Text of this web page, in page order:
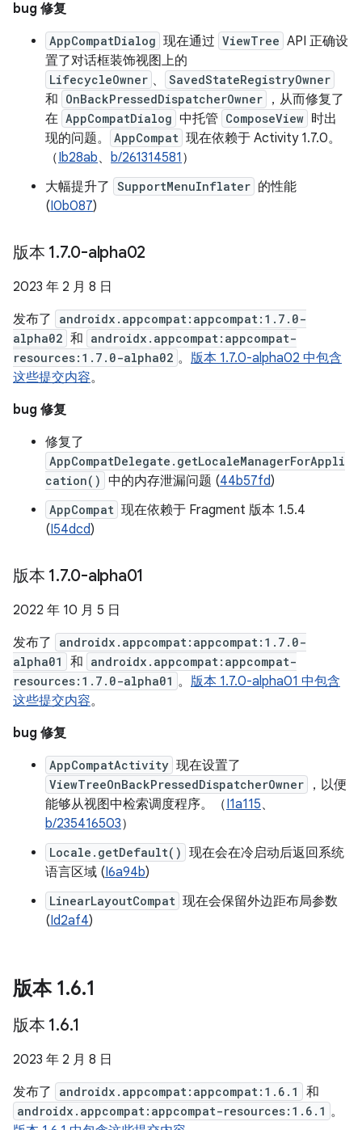
bug 修复
AppCompatDialog 现在通过 ViewTree API 正确设
置了对话框装饰视图上的
LifecycleOwner 、 SavedStateRegistryOwner
和 OnBackPressedDispatcherOwner
，从而修复了
在 AppCompatDialog 中托管 ComposeView 时出
现的问题。
AppCompat 现在依赖于 Activity 1.7.0。
（Ib28ab、 b/261314581 ）
大幅提升了 SupportMenuInflater 的性能
(I0b087)
版本 1.7.0-alpha02
2023 年 2 月 8 日
发布了
androidx.appcompat:appcompat:1.7.0-
alpha02 和 androidx.appcompat:appcompat-
resources:1.7.0-alpha02 。 版本 1.7.0-alpha02 中包含
这些提交内容。
bug 修复
修复了
AppCompatDelegate.getLocaleManagerForAppli
cation() 中的内存泄漏问题 (44b57fd)
AppCompat 现在依赖于 Fragment 版本 1.5.4
(I54dcd)
版本 1.7.0-alpha01
2022 年 10 月 5 日
发布了
androidx.appcompat:appcompat:1.7.0-
alpha01
和 androidx.appcompat:appcompat-
resources:1.7.0-alpha01 。 版本 1.7.0-alpha01 中包含
这些提交内容。
bug 修复
AppCompatActivity 现在设置了
ViewTreeOnBackPressedDispatcherOwner
，以便
能够从视图中检索调度程序。（I1a115、
b/235416503）
Locale.getDefault() 现在会在冷启动后返回系统
语言区域 (I6a94b)
LinearLayoutCompat 现在会保留外边距布局参数
(Id2af4)
版本 1.6.1
版本 1.6.1
2023 年 2 月 8 日
发布了
androidx.appcompat:appcompat:1.6.1 和
androidx.appcompat:appcompat-resources:1.6.1 。